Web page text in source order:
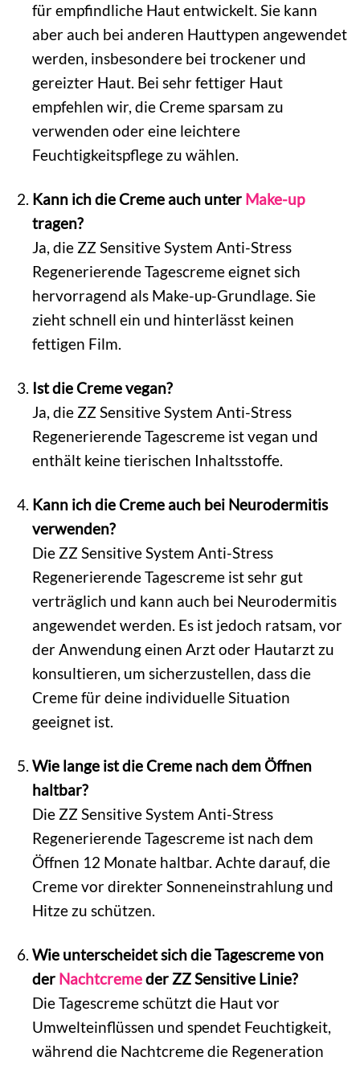
für empfindliche Haut entwickelt. Sie kann
aber auch bei anderen Hauttypen angewendet
werden, insbesondere bei trockener und
gereizter Haut. Bei sehr fettiger Haut
empfehlen wir, die Creme sparsam zu
verwenden oder eine leichtere
Feuchtigkeitspflege zu wählen.
Kann ich die Creme auch unter Make-up
tragen?
Ja, die ZZ Sensitive System Anti-Stress
Regenerierende Tagescreme eignet sich
hervorragend als Make-up-Grundlage. Sie
zieht schnell ein und hinterlässt keinen
fettigen Film.
Ist die Creme vegan?
Ja, die ZZ Sensitive System Anti-Stress
Regenerierende Tagescreme ist vegan und
enthält keine tierischen Inhaltsstoffe.
Kann ich die Creme auch bei Neurodermitis
verwenden?
Die ZZ Sensitive System Anti-Stress
Regenerierende Tagescreme ist sehr gut
verträglich und kann auch bei Neurodermitis
angewendet werden. Es ist jedoch ratsam, vor
der Anwendung einen Arzt oder Hautarzt zu
konsultieren, um sicherzustellen, dass die
Creme für deine individuelle Situation
geeignet ist.
Wie lange ist die Creme nach dem Öffnen
haltbar?
Die ZZ Sensitive System Anti-Stress
Regenerierende Tagescreme ist nach dem
Öffnen 12 Monate haltbar. Achte darauf, die
Creme vor direkter Sonneneinstrahlung und
Hitze zu schützen.
Wie unterscheidet sich die Tagescreme von
der Nachtcremeder ZZ Sensitive Linie?
Die Tagescreme schützt die Haut vor
Umwelteinflüssen und spendet Feuchtigkeit,
während die Nachtcreme die Regeneration